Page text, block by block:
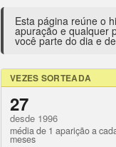
Esta página reúne o
apuração e qualquer
você parte do dia e
VEZES SORTEADA
27
desde 1996
média de 1 aparição a
meses